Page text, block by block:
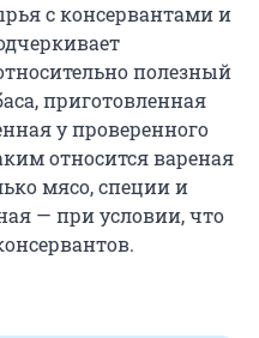
с консервантами и
полезный
приготовленная
у проверенного
относится вареная
мясо, специи и
— при условии, что